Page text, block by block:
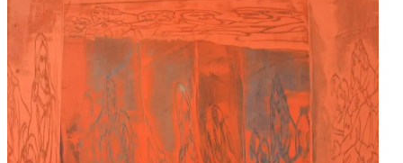
Turistika
Cyklistika
Hrady
Podujatia
Výstava
Galéria
Festival
Folklór
Ubytovanie